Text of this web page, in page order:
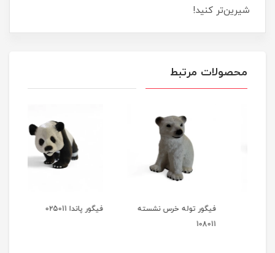
شیرین‌تر کنید!
محصولات مرتبط
فیگور توله خرس نشسته
فیگور پاندا 025011